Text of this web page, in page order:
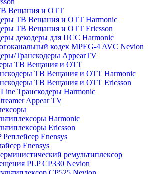
Вещания и ОТТ
ТВ Вещания и ОТТ Harmonic
ТВ Вещания и ОТТ Ericsson
декодеры для ПСС Harmonic
кодек MPEG-4 AVC Nevion
Транскодеры AppearTV
ТВ Вещания и ОТТ
ТВ Вещания и ОТТ Harmonic
ТВ Вещания и ОТТ Ericsson
Транскодеры Harmonic
Appear TV
Harmonic
Ericsson
Реплейсер Enensys
Enensys
ремультиплексор
PLP CP330 Nevion
CP525 Nevion